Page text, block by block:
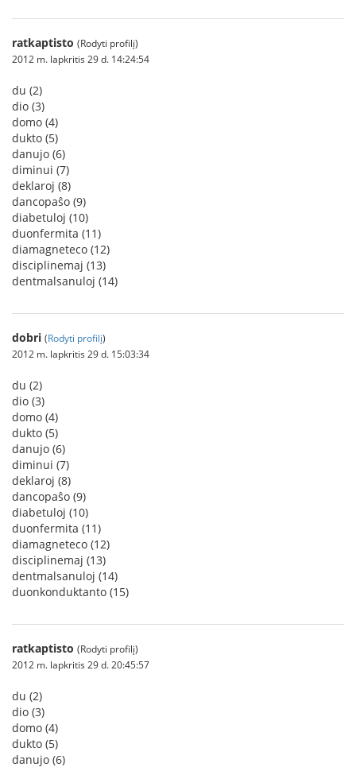
ratkaptisto (Rodyti profilį)
2012 m. lapkritis 29 d. 14:24:54
du (2)
dio (3)
domo (4)
dukto (5)
danujo (6)
diminui (7)
deklaroj (8)
dancopaŝo (9)
diabetuloj (10)
duonfermita (11)
diamagneteco (12)
disciplinemaj (13)
dentmalsanuloj (14)
dobri (Rodyti profilį)
2012 m. lapkritis 29 d. 15:03:34
du (2)
dio (3)
domo (4)
dukto (5)
danujo (6)
diminui (7)
deklaroj (8)
dancopaŝo (9)
diabetuloj (10)
duonfermita (11)
diamagneteco (12)
disciplinemaj (13)
dentmalsanuloj (14)
duonkonduktanto (15)
ratkaptisto (Rodyti profilį)
2012 m. lapkritis 29 d. 20:45:57
du (2)
dio (3)
domo (4)
dukto (5)
danujo (6)